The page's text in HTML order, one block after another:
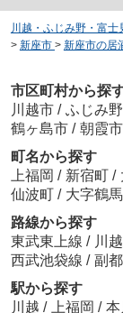
川越・ふじみ野・富
> 新座市 > 新座市の居
市区町村から探
川越市 / ふじみ
鶴ヶ島市 / 朝霞市
町名から探す
上福岡 / 新宿町 /
仙波町 / 大字鶴馬
路線から探す
東武東上線 / 川
西武池袋線 / 副
駅から探す
川越 / 上福岡 / 本